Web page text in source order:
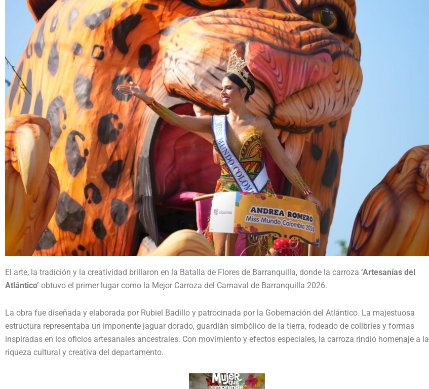
El arte, la tradición y la creatividad brillaron en la Batalla de Flores de Barranquilla, donde la carroza ‘Artesanías del
Atlántico’ obtuvo el primer lugar como la Mejor Carroza del Carnaval de Barranquilla 2026.
La obra fue diseñada y elaborada por Rubiel Badillo y patrocinada por la Gobernación del Atlántico. La majestuosa
estructura representaba un imponente jaguar dorado, guardián simbólico de la tierra, rodeado de colibríes y formas
inspiradas en los oficios artesanales ancestrales. Con movimiento y efectos especiales, la carroza rindió homenaje a la
riqueza cultural y creativa del departamento.